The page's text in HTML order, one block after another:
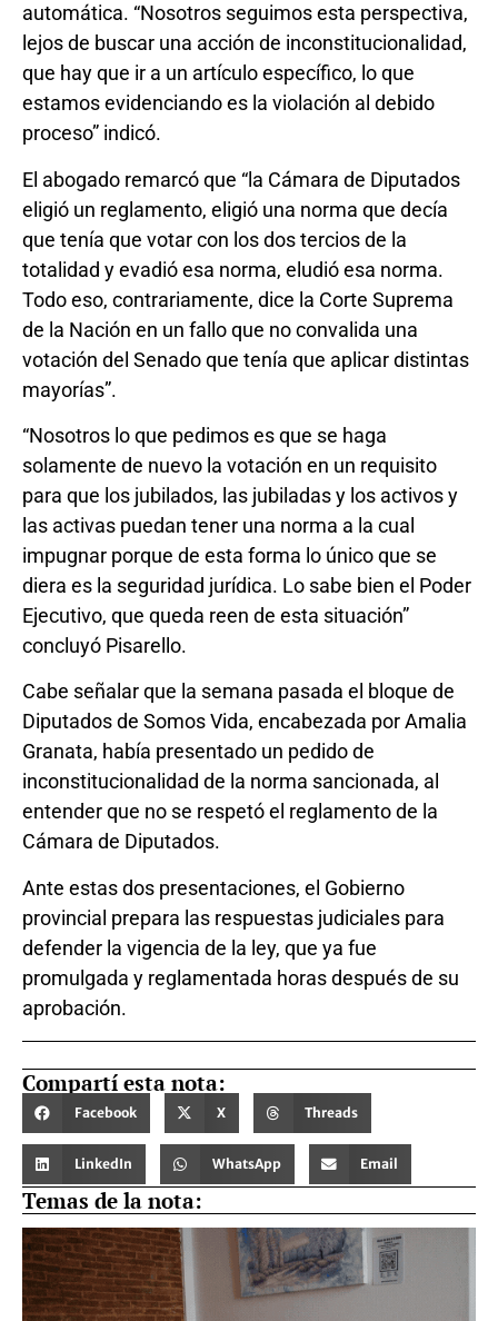
automática. “Nosotros seguimos esta perspectiva,
lejos de buscar una acción de inconstitucionalidad,
que hay que ir a un artículo específico, lo que
estamos evidenciando es la violación al debido
proceso” indicó.
El abogado remarcó que “la Cámara de Diputados
eligió un reglamento, eligió una norma que decía
que tenía que votar con los dos tercios de la
totalidad y evadió esa norma, eludió esa norma.
Todo eso, contrariamente, dice la Corte Suprema
de la Nación en un fallo que no convalida una
votación del Senado que tenía que aplicar distintas
mayorías”.
“Nosotros lo que pedimos es que se haga
solamente de nuevo la votación en un requisito
para que los jubilados, las jubiladas y los activos y
las activas puedan tener una norma a la cual
impugnar porque de esta forma lo único que se
diera es la seguridad jurídica. Lo sabe bien el Poder
Ejecutivo, que queda reen de esta situación”
concluyó Pisarello.
Cabe señalar que la semana pasada el bloque de
Diputados de Somos Vida, encabezada por Amalia
Granata, había presentado un pedido de
inconstitucionalidad de la norma sancionada, al
entender que no se respetó el reglamento de la
Cámara de Diputados.
Ante estas dos presentaciones, el Gobierno
provincial prepara las respuestas judiciales para
defender la vigencia de la ley, que ya fue
promulgada y reglamentada horas después de su
aprobación.
Compartí esta nota:
Facebook X Threads
LinkedIn WhatsApp Email
Temas de la nota: